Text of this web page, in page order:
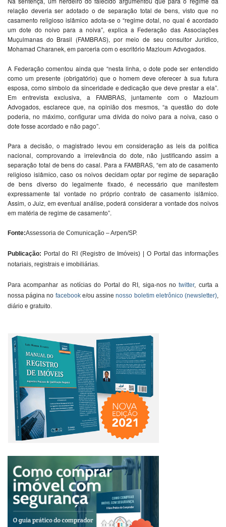
relação deveria ser adotado o de separação total de bens, visto que no
casamento religioso islâmico adota-se o “regime dotal, no qual é acordado
um dote do noivo para a noiva”, explica a Federação das Associações
Muçulmanas do Brasil (FAMBRAS), por meio de seu consultor Jurídico,
Mohamad Charanek, em parceria com o escritório Mazloum Advogados.
A Federação comentou ainda que “nesta linha, o dote pode ser entendido
como um presente (obrigatório) que o homem deve oferecer à sua futura
esposa, como símbolo da sinceridade e dedicação que deve prestar a ela”.
Em entrevista exclusiva, a FAMBRAS, juntamente com o Mazloum
Advogados, esclarece que, na opinião dos mesmos, “a questão do dote
poderia, no máximo, configurar uma dívida do noivo para a noiva, caso o
dote fosse acordado e não pago”.
Para a decisão, o magistrado levou em consideração as leis da política
nacional, comprovando a irrelevância do dote, não justificando assim a
separação total de bens do casal. Para a FAMBRAS, “em ato de casamento
religioso islâmico, caso os noivos decidam optar por regime de separação
de bens diverso do legalmente fixado, é necessário que manifestem
expressamente tal vontade no próprio contrato de casamento islâmico.
Assim, o Juiz, em eventual análise, poderá considerar a vontade dos noivos
em matéria de regime de casamento”.
Fonte:Assessoria de Comunicação – Arpen/SP.
Publicação: Portal do RI (Registro de Imóveis) | O Portal das informações
notariais, registrais e imobiliárias.
Para acompanhar as notícias do Portal do RI, siga-nos notwitter, curta a
nossa página no facebooke/ou assinenosso boletim eletrônico (newsletter)
diário e gratuito.